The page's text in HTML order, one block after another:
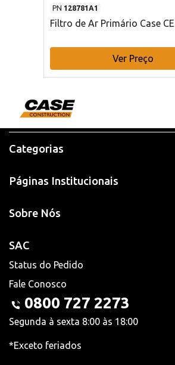
PN 128781A1
Filtro de Ar Primário Case CE
Ver Preço
Categorias
Páginas Institucionais
Sobre Nós
SAC
Status do Pedido
Fale Conosco
0800 727 2273
Segunda à sexta 8:00 às 18:00
*Exceto feriados